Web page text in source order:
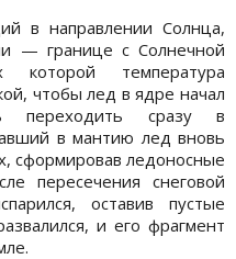
в направлении Солнца,
— границе с Солнечной
которой температура
чтобы лед в ядре начал
переходить сразу в
в мантию лед вновь
сформировав ледоносные
пересечения снеговой
оставив пустые
и его фрагмент